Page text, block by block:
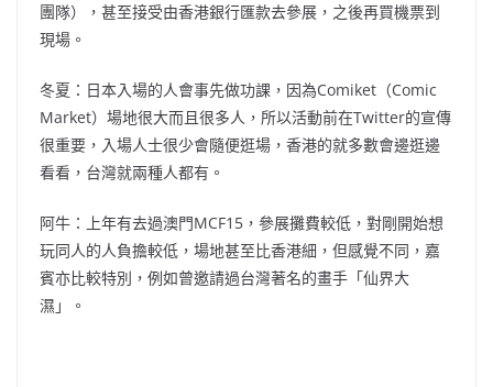
團隊），甚至接受由香港銀行匯款去參展，之後再買機票到
現場。
冬夏：日本入場的人會事先做功課，因為Comiket（Comic
Market）場地很大而且很多人，所以活動前在Twitter的宣傳
很重要，入場人士很少會隨便逛場，香港的就多數會邊逛邊
看看，台灣就兩種人都有。
阿牛：上年有去過澳門MCF15，參展攤費較低，對剛開始想
玩同人的人負擔較低，場地甚至比香港細，但感覺不同，嘉
賓亦比較特別，例如曾邀請過台灣著名的畫手「仙界大
濕」。